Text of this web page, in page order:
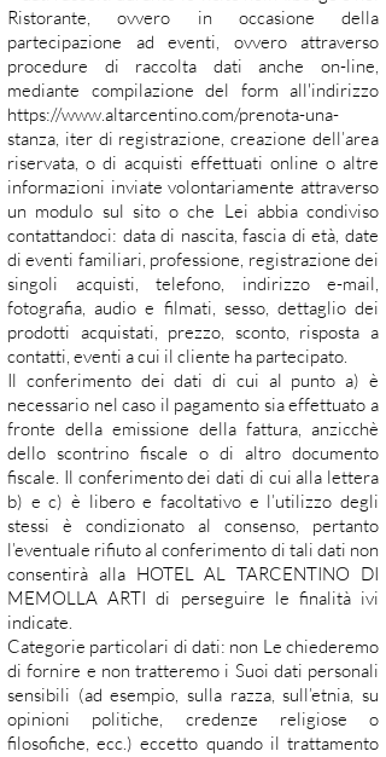
Ristorante, ovvero in occasione della
partecipazione ad eventi, ovvero attraverso
procedure di raccolta dati anche on-line,
mediante compilazione del form all'indirizzo
https://www.altarcentino.com/prenota-una-
stanza, iter di registrazione, creazione dell’area
riservata, o di acquisti effettuati online o altre
informazioni inviate volontariamente attraverso
un modulo sul sito o che Lei abbia condiviso
contattandoci: data di nascita, fascia di età, date
di eventi familiari, professione, registrazione dei
singoli acquisti, telefono, indirizzo e-mail,
fotografia, audio e filmati, sesso, dettaglio dei
prodotti acquistati, prezzo, sconto, risposta a
contatti, eventi a cui il cliente ha partecipato.
Il conferimento dei dati di cui al punto a) è
necessario nel caso il pagamento sia effettuato a
fronte della emissione della fattura, anzicchè
dello scontrino fiscale o di altro documento
fiscale. Il conferimento dei dati di cui alla lettera
b) e c) è libero e facoltativo e l’utilizzo degli
stessi è condizionato al consenso, pertanto
l’eventuale rifiuto al conferimento di tali dati non
consentirà alla HOTEL AL TARCENTINO DI
MEMOLLA ARTI di perseguire le finalità ivi
indicate.
Categorie particolari di dati: non Le chiederemo
di fornire e non tratteremo i Suoi dati personali
sensibili (ad esempio, sulla razza, sull’etnia, su
opinioni politiche, credenze religiose o
filosofiche, ecc.) eccetto quando il trattamento